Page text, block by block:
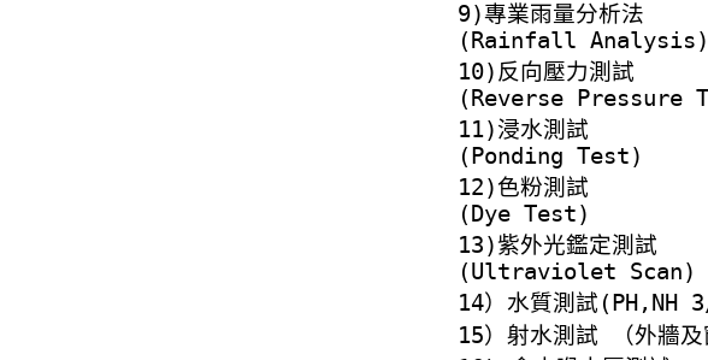
9)專業雨量分析法
(Rainfall Analysis)
10) 反向壓力測試
(Reverse Pressure
11)浸水測試
(Ponding Test)
12)色粉測試
(Dye Test)
13)紫外光鑑定測試
(Ultraviolet Scan)
14）水質測試 (PH,NH
15）射水測試 （外牆及